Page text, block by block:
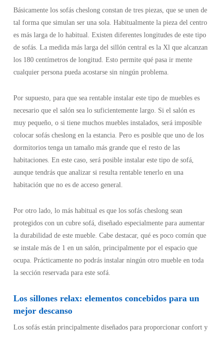
Básicamente los sofás cheslong constan de tres piezas, que se unen de
tal forma que simulan ser una sola. Habitualmente la pieza del centro
es más larga de lo habitual. Existen diferentes longitudes de este tipo
de sofás. La medida más larga del sillón central es la Xl que alcanzan
los 180 centímetros de longitud. Esto permite qué pasa ir mente
cualquier persona pueda acostarse sin ningún problema.
Por supuesto, para que sea rentable instalar este tipo de muebles es
necesario que el salón sea lo suficientemente largo. Si el salón es
muy pequeño, o si tiene muchos muebles instalados, será imposible
colocar sofás cheslong en la estancia. Pero es posible que uno de los
dormitorios tenga un tamaño más grande que el resto de las
habitaciones. En este caso, será posible instalar este tipo de sofá,
aunque tendrás que analizar si resulta rentable tenerlo en una
habitación que no es de acceso general.
Por otro lado, lo más habitual es que los sofás cheslong sean
protegidos con un cubre sofá, diseñado especialmente para aumentar
la durabilidad de este mueble. Cabe destacar, qué es poco común que
se instale más de 1 en un salón, principalmente por el espacio que
ocupa. Prácticamente no podrás instalar ningún otro mueble en toda
la sección reservada para este sofá.
Los sillones relax: elementos concebidos para un
mejor descanso
Los sofás están principalmente diseñados para proporcionar confort y